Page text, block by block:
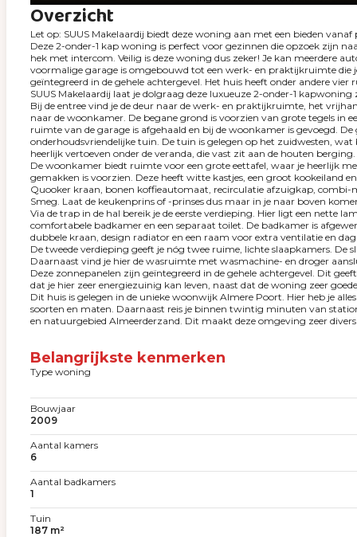
Overzicht
Let op: SUUS Makelaardij biedt deze woning aan met een bieden vanaf
Deze 2-onder-1 kap woning is perfect voor gezinnen die opzoek zijn
hek met intercom. Veilig is deze woning dus zeker! Je kan meerdere
voormalige garage is omgebouwd tot een werk- en praktijkruimte die
geïntegreerd in de gehele achtergevel. Het huis heeft onder andere
SUUS Makelaardij laat je dolgraag deze luxueuze 2-onder-1
Bij de entree vind je de deur naar de werk- en praktijkruimte, het
naar de woonkamer. De begane grond is voorzien van grote tegels
ruimte van de garage is afgehaald en bij de woonkamer is gevoegd.
onderhoudsvriendelijke tuin. De tuin is gelegen op het zuidwesten,
heerlijk vertoeven onder de veranda, die vast zit aan de houten berging.
De woonkamer biedt ruimte voor een grote eettafel, waar je heerlijk
gemakken is voorzien. Deze heeft witte kastjes, een groot kookeiland
Quooker kraan, bonen koffieautomaat, recirculatie afzuigkap,
Smeg. Laat de keukenprins of -prinses dus maar in je naar boven
Via de trap in de hal bereik je de eerste verdieping. Hier ligt een nette
comfortabele badkamer en een separaat toilet. De badkamer is
dubbele kraan, design radiator en een raam voor extra ventilatie en
De tweede verdieping geeft je nóg twee ruime, lichte slaapkamers.
Daarnaast vind je hier de wasruimte met wasmachine- en droger
Deze zonnepanelen zijn geïntegreerd in de gehele achtergevel. Dit
dat je hier zeer energiezuinig kan leven, naast dat de woning zeer
Dit huis is gelegen in de unieke woonwijk Almere Poort. Hier heb je
soorten en maten. Daarnaast reis je binnen twintig minuten van
en natuurgebied Almeerderzand. Dit maakt deze omgeving zeer
Belangrijkste kenmerken
Type woning
Bouwjaar
2009
Aantal kamers
6
Aantal badkamers
1
Tuin
187 m²